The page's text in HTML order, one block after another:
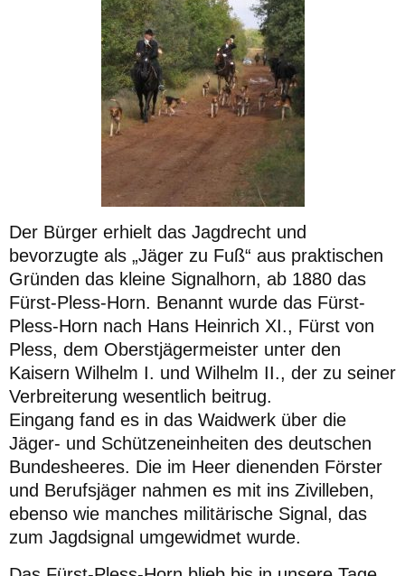
Der Bürger erhielt das Jagdrecht und
bevorzugte als „Jäger zu Fuß“ aus praktischen
Gründen das kleine Signalhorn, ab 1880 das
Fürst-Pless-Horn. Benannt wurde das Fürst-
Pless-Horn nach Hans Heinrich XI., Fürst von
Pless, dem Oberstjägermeister unter den
Kaisern Wilhelm I. und Wilhelm II., der zu seiner
Verbreiterung wesentlich beitrug.
Eingang fand es in das Waidwerk über die
Jäger- und Schützeneinheiten des deutschen
Bundesheeres. Die im Heer dienenden Förster
und Berufsjäger nahmen es mit ins Zivilleben,
ebenso wie manches militärische Signal, das
zum Jagdsignal umgewidmet wurde.